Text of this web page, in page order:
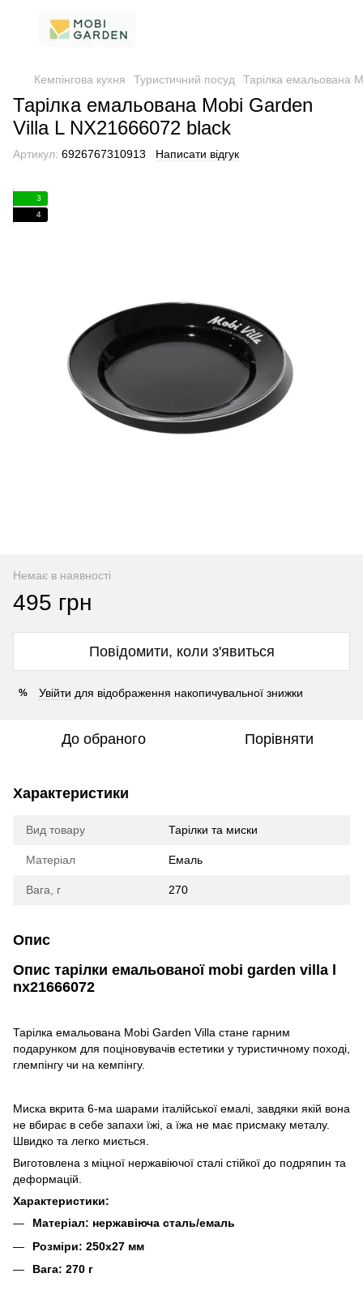
Кемпінгова кухня Туристичний посуд Тарілка емальована
Тарілка емальована Mobi Garden
Villa L NX21666072 black
Артикул: 6926767310913 Написати відгук
3
4
Немає в наявності
495 грн
Повідомити, коли з'явиться
% Увійти для відображення накопичувальної знижки
До обраного Порівняти
Характеристики
Вид товару Тарілки та миски
Матеріал Емаль
Вага, г 270
Опис
Опис тарілки емальованої mobi garden villa l
nx21666072
Тарілка емальована Mobi Garden Villa стане гарним
подарунком для поціновувачів естетики у туристичному поході,
глемпінгу чи на кемпінгу.
Миска вкрита 6-ма шарами італійської емалі, завдяки якій вона
не вбирає в себе запахи їжі, а їжа не має присмаку металу.
Швидко та легко миється.
Виготовлена з міцної нержавіючої сталі стійкої до подряпин та
деформацій.
Характеристики:
Матеріал: нержавіюча сталь/емаль
Розміри: 250х27 мм
Вага: 270 г